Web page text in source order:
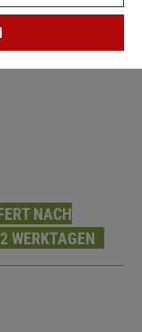
NACH
WERKTAGEN